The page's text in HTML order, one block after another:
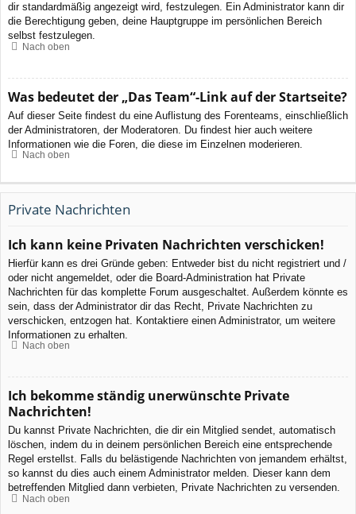
dir standardmäßig angezeigt wird, festzulegen. Ein Administrator kann dir
die Berechtigung geben, deine Hauptgruppe im persönlichen Bereich
selbst festzulegen.
Nach oben
Was bedeutet der „Das Team“-Link auf der Startseite?
Auf dieser Seite findest du eine Auflistung des Forenteams, einschließlich
der Administratoren, der Moderatoren. Du findest hier auch weitere
Informationen wie die Foren, die diese im Einzelnen moderieren.
Nach oben
Private Nachrichten
Ich kann keine Privaten Nachrichten verschicken!
Hierfür kann es drei Gründe geben: Entweder bist du nicht registriert und /
oder nicht angemeldet, oder die Board-Administration hat Private
Nachrichten für das komplette Forum ausgeschaltet. Außerdem könnte es
sein, dass der Administrator dir das Recht, Private Nachrichten zu
verschicken, entzogen hat. Kontaktiere einen Administrator, um weitere
Informationen zu erhalten.
Nach oben
Ich bekomme ständig unerwünschte Private
Nachrichten!
Du kannst Private Nachrichten, die dir ein Mitglied sendet, automatisch
löschen, indem du in deinem persönlichen Bereich eine entsprechende
Regel erstellst. Falls du belästigende Nachrichten von jemandem erhältst,
so kannst du dies auch einem Administrator melden. Dieser kann dem
betreffenden Mitglied dann verbieten, Private Nachrichten zu versenden.
Nach oben